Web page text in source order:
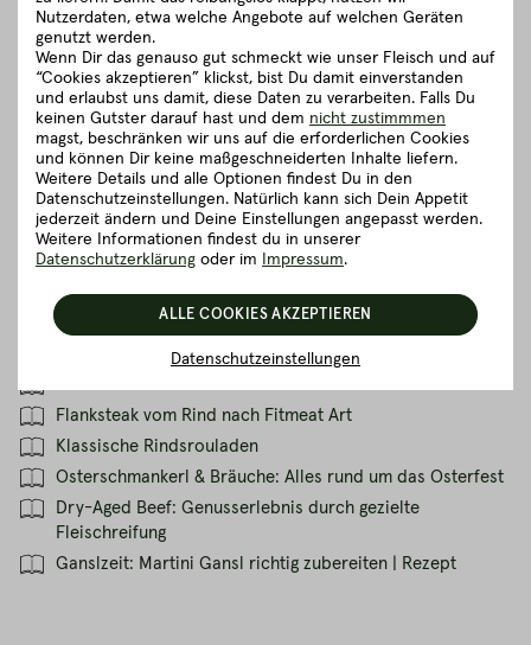
Themen
ÜBER UNS
Meistgelesene Artikel
Fitmeat Beef Ribs vom Smoker
Flanksteak vom Rind nach Fitmeat Art
Klassische Rindsrouladen
Osterschmankerl & Bräuche: Alles rund um das Osterfest
Dry-Aged Beef: Genusserlebnis durch gezielte
Fleischreifung
Ganslzeit: Martini Gansl richtig zubereiten | Rezept
Unser Fazit: Innerei - give it a try!
Nutzerdaten, etwa welche Angebote auf welchen Geräten
genutzt werden.
Wenn Dir das genauso gut schmeckt wie unser Fleisch und auf
“Cookies akzeptieren” klickst, bist Du damit einverstanden
und erlaubst uns damit, diese Daten zu verarbeiten. Falls Du
keinen Gutster darauf hast und dem nicht zustimmmen
magst, beschränken wir uns auf die erforderlichen Cookies
und können Dir keine maßgeschneiderten Inhalte liefern.
Weitere Details und alle Optionen findest Du in den
Datenschutzeinstellungen. Natürlich kann sich Dein Appetit
jederzeit ändern und Deine Einstellungen angepasst werden.
Weitere Informationen findest du in unserer
Datenschutzerklärung oder im Impressum.
Datenschutzeinstellungen
ALLE COOKIES AKZEPTIEREN